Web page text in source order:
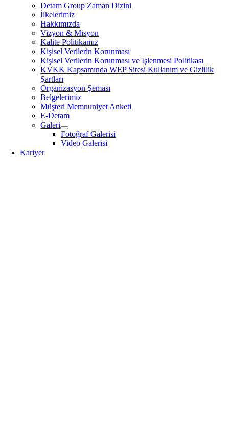
Detam Group Zaman Dizini
İlkelerimiz
Hakkımızda
Vizyon & Misyon
Kalite Politikamız
Kişisel Verilerin Korunması
Kişisel Verilerin Korunması ve İşlenmesi Politikası
KVKK Kapsamında WEP Sitesi Kullanım ve Gizlilik
Şartları
Organizasyon Şeması
Belgelerimiz
Müşteri Memnuniyet Anketi
E-Detam
Galeri
Fotoğraf Galerisi
Video Galerisi
Kariyer